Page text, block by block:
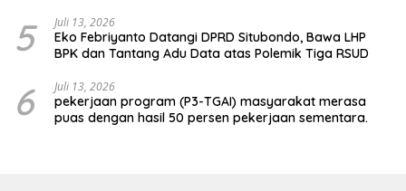
5 Juli 13, 2026
Eko Febriyanto Datangi DPRD Situbondo, Bawa LHP
BPK dan Tantang Adu Data atas Polemik Tiga RSUD
6 Juli 13, 2026
pekerjaan program (P3-TGAI) masyarakat merasa
puas dengan hasil 50 persen pekerjaan sementara.